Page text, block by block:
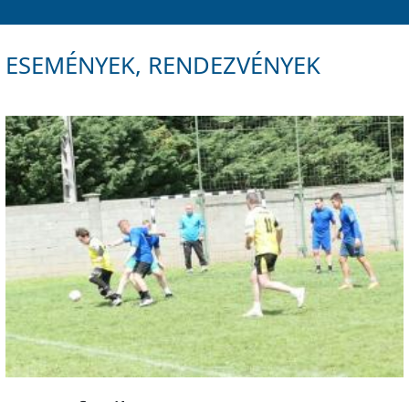
ESEMÉNYEK, RENDEZVÉNYEK